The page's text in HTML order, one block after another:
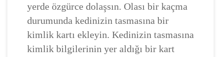
yerde özgürce dolaşsın. Olası bir kaçma
durumunda kedinizin tasmasına bir
kimlik kartı ekleyin. Kedinizin tasmasına
kimlik bilgilerinin yer aldığı bir kart